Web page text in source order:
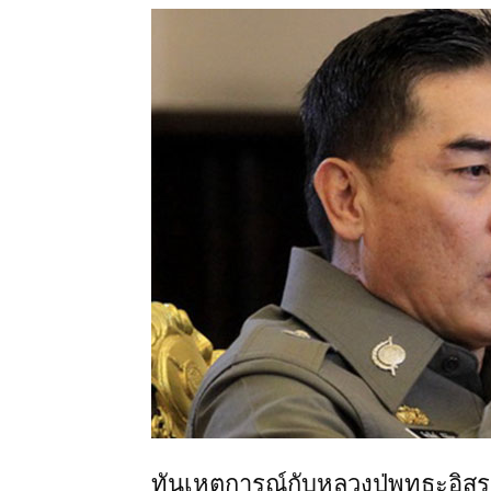
ทันเหตุการณ์กับหลวงปู่พุทธะอิส